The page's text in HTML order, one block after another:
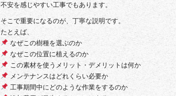
不安を感じやすい工事でもあります。
そこで重要になるのが、丁寧な説明です。
たとえば、
なぜこの樹種を選ぶのか
なぜこの位置に植えるのか
この素材を使うメリット・デメリットは何か
メンテナンスはどれくらい必要か
工事期間中にどのような作業をするのか